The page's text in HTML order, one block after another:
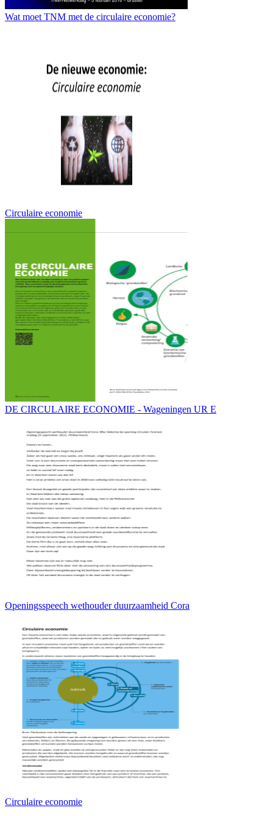
Wat moet TNM met de circulaire economie?
Circulaire economie
DE CIRCULAIRE ECONOMIE - Wageningen UR E
Openingsspeech wethouder duurzaamheid Cora
Circulaire economie